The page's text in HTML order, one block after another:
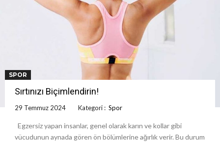
SPOR
Sırtınızı Biçimlendirin!
29 Temmuz 2024 Kategori : Spor
Egzersiz yapan insanlar, genel olarak karın ve kollar gibi
vücudunun aynada gören ön bölümlerine ağırlık verir. Bu durum